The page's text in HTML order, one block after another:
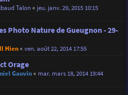
Talon« jeu. janv. 29, 2015 10:15
Photo Nature de Gueugnon - 29-
Hien« ven. août 22, 2014 17:55
Orage
Gauvin« mar. mars 18, 2014 19:44